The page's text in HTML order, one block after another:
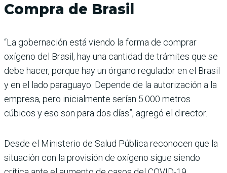
Compra de Brasil
“La gobernación está viendo la forma de comprar
oxígeno del Brasil, hay una cantidad de trámites que se
debe hacer, porque hay un órgano regulador en el Brasil
y en el lado paraguayo. Depende de la autorización a la
empresa, pero inicialmente serían 5.000 metros
cúbicos y eso son para dos días”, agregó el director.
Desde el Ministerio de Salud Pública reconocen que la
situación con la provisión de oxígeno sigue siendo